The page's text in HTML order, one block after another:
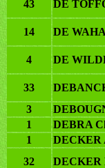
43 DE
14 DE
4 DE
33
3
1
DEBRA
1
DECKER
32
DECKER